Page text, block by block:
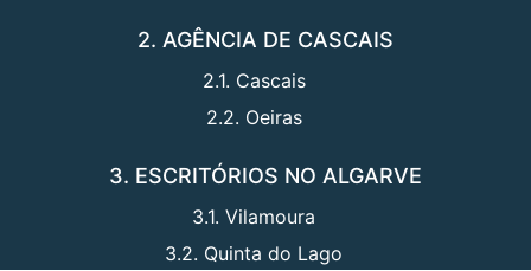
2. AGÊNCIA DE CASCAIS
2.1. Cascais
2.2. Oeiras
3. ESCRITÓRIOS NO ALGARVE
3.1. Vilamoura
3.2. Quinta do Lago